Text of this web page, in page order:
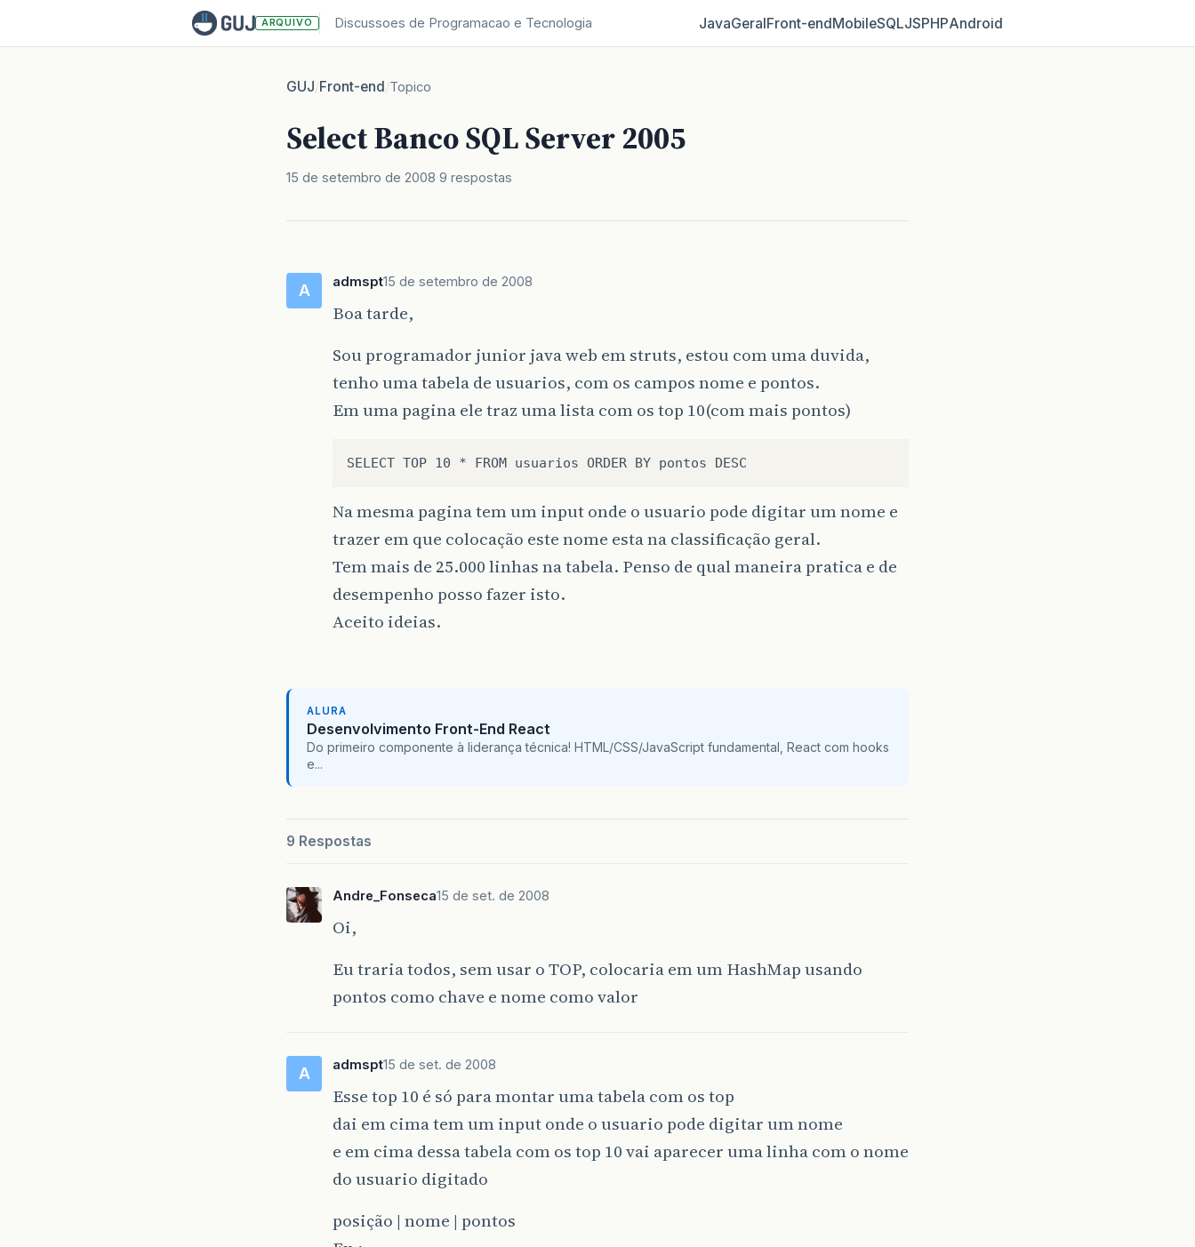
ARQUIVO Discussoes de Programacao e Tecnologia JavaGeralFront‑endMobileSQLJSPHPAndroid
GUJ/Front-end/Topico
Select Banco SQL Server 2005
15 de setembro de 2008 9 respostas
A admspt15 de setembro de 2008
Boa tarde,
Sou programador junior java web em struts, estou com uma duvida,
tenho uma tabela de usuarios, com os campos nome e pontos.
Em uma pagina ele traz uma lista com os top 10(com mais pontos)
Na mesma pagina tem um input onde o usuario pode digitar um nome e
trazer em que colocação este nome esta na classificação geral.
Tem mais de 25.000 linhas na tabela. Penso de qual maneira pratica e de
desempenho posso fazer isto.
Aceito ideias.
ALURA
Desenvolvimento Front-End React
Do primeiro componente à liderança técnica! HTML/CSS/JavaScript fundamental, React com hooks
e...
9 Respostas
Andre_Fonseca15 de set. de 2008
Oi,
Eu traria todos, sem usar o TOP, colocaria em um HashMap usando
pontos como chave e nome como valor
A admspt15 de set. de 2008
Esse top 10 é só para montar uma tabela com os top
dai em cima tem um input onde o usuario pode digitar um nome
e em cima dessa tabela com os top 10 vai aparecer uma linha com o nome
do usuario digitado
posição | nome | pontos